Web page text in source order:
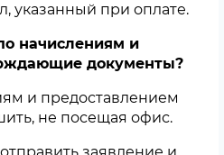
указанный при оплате.
начислениям и
документы?
и предоставлением
не посещая офис.